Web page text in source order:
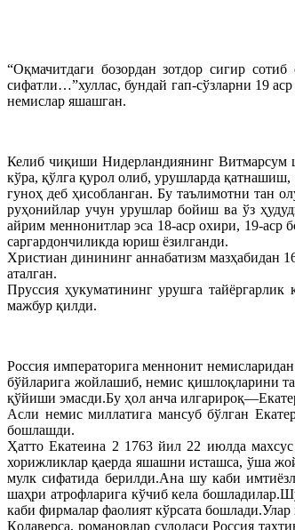
“Оқмачитдаги бозордан зотдор сигир
сифатли…”хуллас, бундай гап-сўзларни 19
немислар яшашган.
Келиб чиқиши Нидерландиянинг Витмарсум
кўра, қўлга қурол олиб, урушларда
гуноҳ деб ҳисобланган. Бу таълимотни тан
руҳонийлар учун урушлар бойиш ва ўз
айрим меннонитлар эса 18-аср охири, 19-аср
саргардончиликда юриш ёзилганди.
Христиан динининг аннабатизм мазҳабидан
аталган.
Пруссия ҳукуматининг урушга
мажбур қилди.
Россия императорига меннонит
бўйларига жойлашиб, немис қишлоқларини
қўйиши эмасди.Бу ҳол анча
Асли немис миллатига мансуб бўлган
бошлашди.
Ҳатто Екатеина 2 1763 йил 22 июлда
хорижликлар қаерда яшашни исташса, ўша
мулк сифатида берилди.Ана шу каби
шаҳри атрофларига кўчиб кела
каби фирмалар фаолият кўрсата
Қолаверса, романовлар сулоласи Россия